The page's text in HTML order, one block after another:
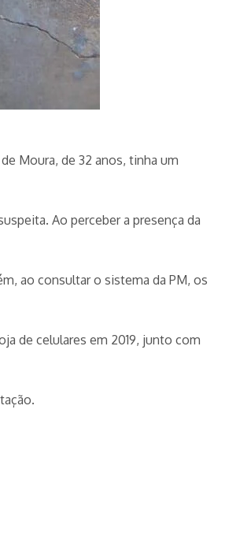
Moura, de 32 anos, tinha um
Ao perceber a presença da
ao consultar o sistema da PM, os
de celulares em 2019, junto com